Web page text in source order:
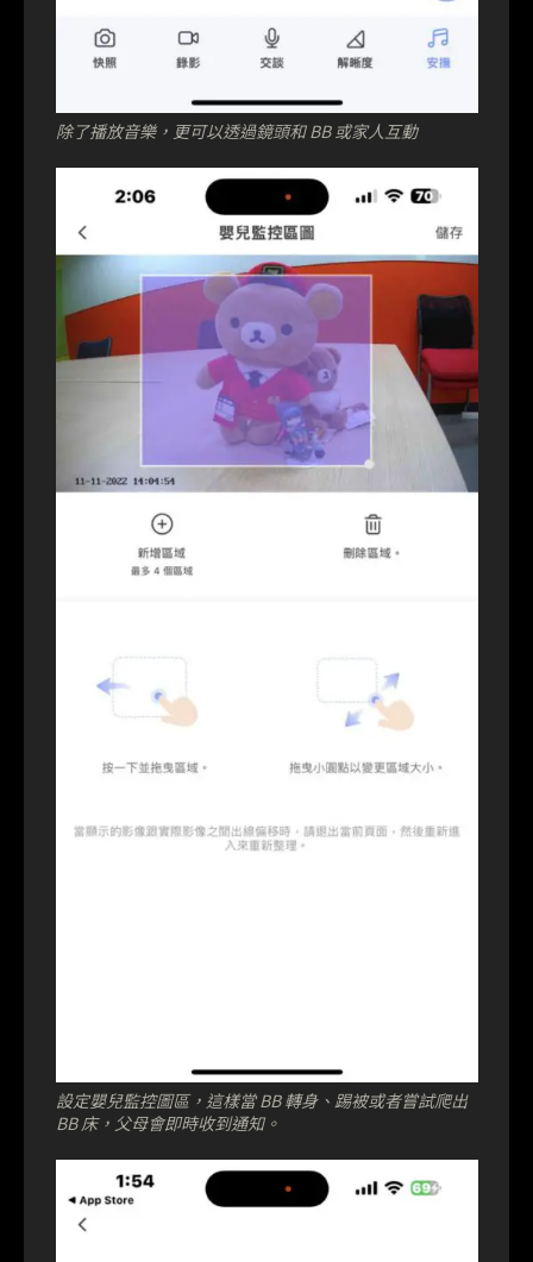
除了播放音樂，更可以透過鏡頭和 BB 或家人互動
設定嬰兒監控圖區，這樣當 BB 轉身、踢被或者嘗試爬出
BB 床，父母會即時收到通知。